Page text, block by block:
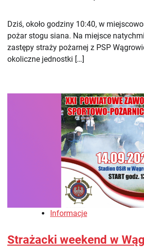
Dziś, około godziny 10:40, w
pożar stogu siana. Na miejsce
zastępy straży pożarnej z PSP
okoliczne jednostki […]
Informacje
Strażacki weekend w